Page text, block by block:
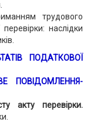
трудового
наслідки
ПОДАТКОВОЇ
ПОВІДОМЛЕННЯ-
акту перевірки.